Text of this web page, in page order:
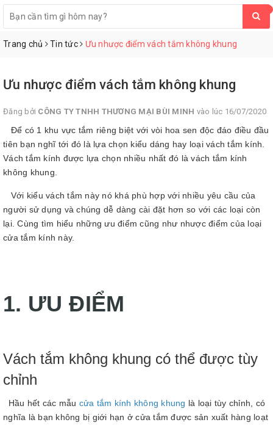
Trang chủ Tin tức Ưu nhược điểm vách tắm không khung
Ưu nhược điểm vách tắm không khung
Đăng bởi CÔNG TY TNHH THƯƠNG MẠI BÙI MINH vào lúc 16/07/2020
Để có 1 khu vực tắm riêng biệt với vòi hoa sen độc đáo điều đầu
tiên bạn nghĩ tới đó là lựa chọn kiểu dáng hay loại vách tắm kính.
Vách tắm kính được lựa chọn nhiều nhất đó là vách tắm kính
không khung.
Với kiểu vách tắm này nó khá phù hợp với nhiều yêu cầu của
người sử dụng và chúng dễ dàng cài đặt hơn so với các loại còn
lại. Cùng tìm hiểu những ưu điểm cũng như nhược điểm của loại
cửa tắm kính này.
1. ƯU ĐIỂM
Vách tắm không khung có thể được tùy
chỉnh
Hầu hết các mẫu cửa tắm kính không khung là loại tùy chỉnh, có
nghĩa là bạn không bị giới hạn ở cửa tắm được sản xuất hàng loạt